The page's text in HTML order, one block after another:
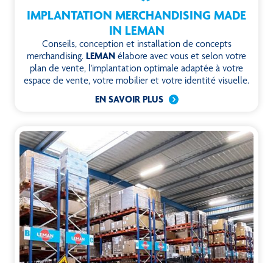
IMPLANTATION MERCHANDISING MADE
IN LEMAN
Conseils, conception et installation de concepts
merchandising.LEMANélabore avec vous et selon votre
plan de vente, l'implantation optimale adaptée à votre
espace de vente, votre mobilier et votre identité visuelle.
EN SAVOIR PLUS